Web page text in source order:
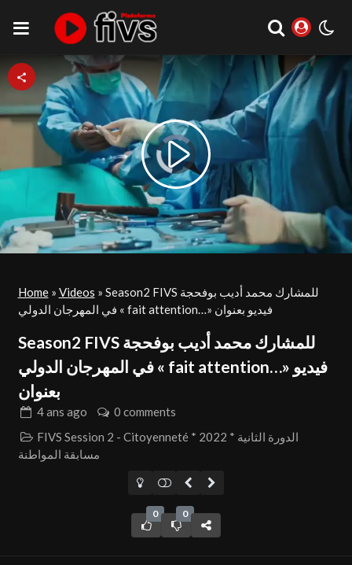
Video
Player
is
loading.
Play
Video
Home» Videos » Season2 FIVS للمشارك محمد أديب بوفحجة
في المهرجان الدولي « fait attention…» فيديو بعنوان
Season2 FIVS للمشارك محمد أديب بوفحجة
في المهرجان الدولي « fait attention…» فيديو
بعنوان
4 ans ago
0 comments
FIVS Session 2 - Citoyenneté * 2022 * الدورة الثانية
مسابقة المواطنة
0 0